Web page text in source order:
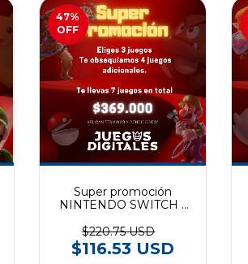
47%
OFF
Super promoción
NINTENDO SWITCH -
$220.75 USD
$116.53 USD